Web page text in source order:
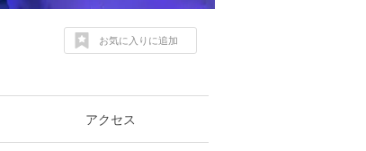
お気に入りに追加
アクセス